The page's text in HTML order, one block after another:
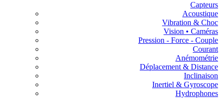
Capteurs
Acoustique
Vibration & Choc
Vision • Caméras
Pression - Force - Couple
Courant
Anémométrie
Déplacement & Distance
Inclinaison
Inertiel & Gyroscope
Hydrophones